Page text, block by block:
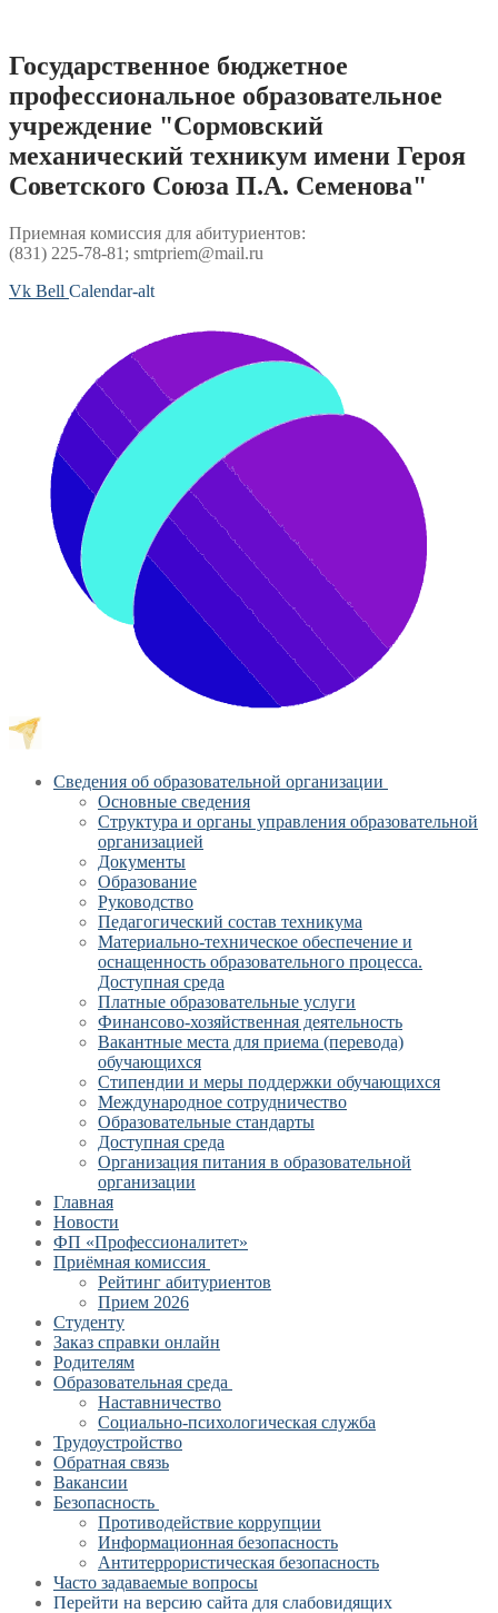
содержимому
Государственное бюджетное
профессиональное образовательное
учреждение "Сормовский
механический техникум имени Героя
Советского Союза П.А. Семенова"
Приемная комиссия для абитуриентов:
(831) 225-78-81; smtpriem@mail.ru
Vk Bell Calendar-alt
Сведения об образовательной организации
Основные сведения
Структура и органы управления образовательной
организацией
Документы
Образование
Руководство
Педагогический состав техникума
Материально-техническое обеспечение и
оснащенность образовательного процесса.
Доступная среда
Платные образовательные услуги
Финансово-хозяйственная деятельность
Вакантные места для приема (перевода)
обучающихся
Стипендии и меры поддержки обучающихся
Международное сотрудничество
Образовательные стандарты
Доступная среда
Организация питания в образовательной
организации
Главная
Новости
ФП «Профессионалитет»
Приёмная комиссия
Рейтинг абитуриентов
Прием 2026
Студенту
Заказ справки онлайн
Родителям
Образовательная среда
Наставничество
Социально-психологическая служба
Трудоустройство
Обратная связь
Вакансии
Безопасность
Противодействие коррупции
Информационная безопасность
Антитеррористическая безопасность
Часто задаваемые вопросы
Перейти на версию сайта для слабовидящих